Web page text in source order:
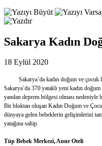
Sakarya Kadın
18 Eylül 2020
Sakarya’da kadın doğum ve çocuk
Sakarya’da 370 yataklı yeni kadın
yandan deprem bölgesi olması nedeniyle
Bir bloktan oluşan Kadın Doğum ve
dünyaya gelen bebeklerin gelişimlerini
yatağına sahip.
Tüp Bebek Merkezi, Anne Oteli